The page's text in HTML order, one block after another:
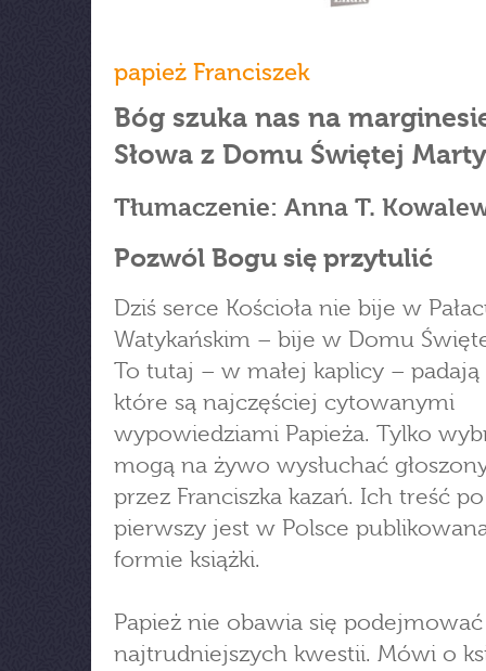
papież Franciszek
Bóg szuka nas na
Słowa z Domu Świętej Marty
Tłumaczenie: Anna T.
Pozwól Bogu się przytulić
Dziś serce Kościoła nie bije w
Watykańskim – bije w Domu
To tutaj – w małej kaplicy – padają
które są najczęściej cytowanymi
wypowiedziami Papieża. Tylko
mogą na żywo wysłuchać
przez Franciszka kazań. Ich treść
pierwszy jest w Polsce
formie książki.
Papież nie obawia się
najtrudniejszych kwestii. Mówi o